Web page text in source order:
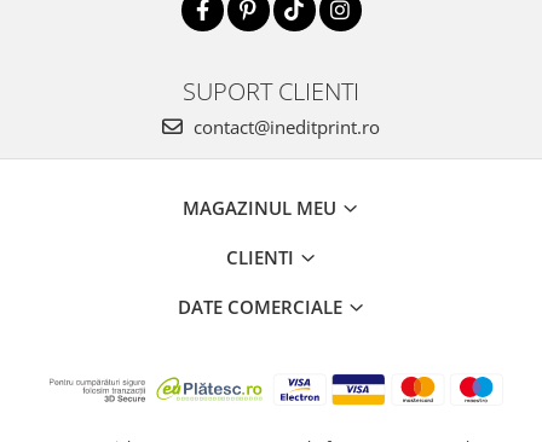
SUPORT CLIENTI
contact@ineditprint.ro
MAGAZINUL MEU
CLIENTI
DATE COMERCIALE